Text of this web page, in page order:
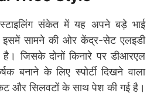
संकेत में यह अपने बड़े भाई
इसमें सामने की ओर केंद्र-सेट एलइडी
है। जिसके दोनों किनारे पर डीआरएल
बनाने के लिए स्पोर्टी दिखने वाला
और सिलवटों के साथ पेश की गई है।